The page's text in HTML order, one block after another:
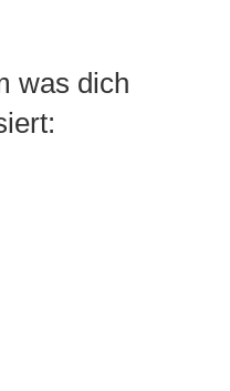
was dich